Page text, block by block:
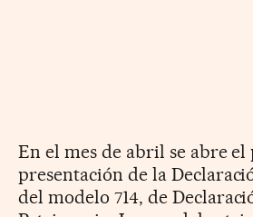
En el mes de abril se abre el
presentación de la
del modelo 714, de